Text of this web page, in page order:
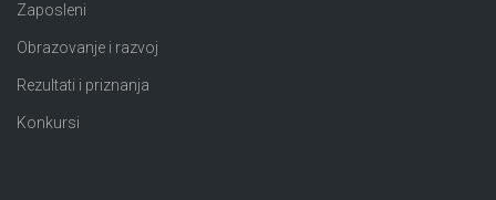
Zaposleni
Obrazovanje i razvoj
Rezultati i priznanja
Konkursi